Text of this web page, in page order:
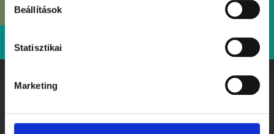
Beállítások
Statisztikai
Marketing
ÉRDEKEL